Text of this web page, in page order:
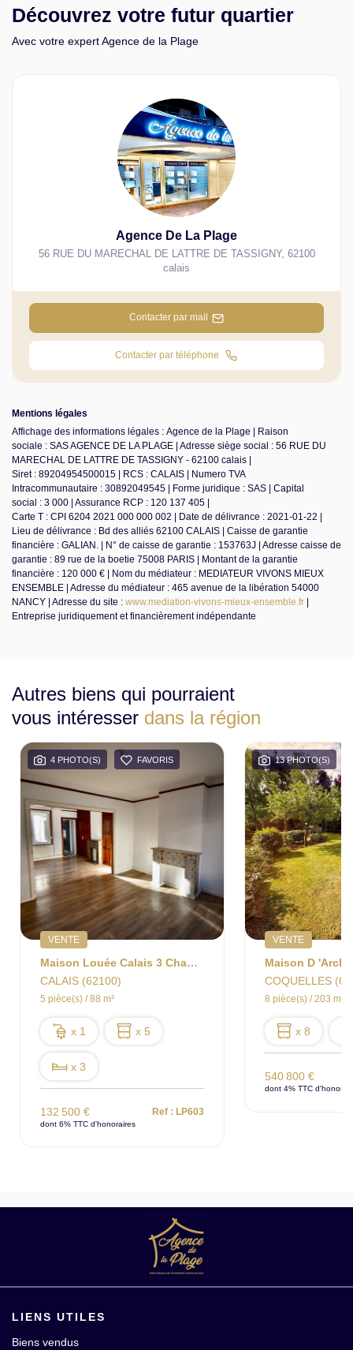
Découvrez votre futur quartier
Avec votre expert Agence de la Plage
Agence De La Plage
56 RUE DU MARECHAL DE LATTRE DE TASSIGNY, 62100
calais
Contacter par mail
Contacter par téléphone
Mentions légales
Affichage des informations légales : Agence de la Plage | Raison
sociale : SAS AGENCE DE LA PLAGE | Adresse siège social : 56 RUE DU
MARECHAL DE LATTRE DE TASSIGNY - 62100 calais |
Siret : 89204954500015 | RCS : CALAIS | Numero TVA
Intracommunautaire : 30892049545 | Forme juridique : SAS | Capital
social : 3 000 | Assurance RCP : 120 137 405 |
Carte T : CPI 6204 2021 000 000 002 | Date de délivrance : 2021-01-22 |
Lieu de délivrance : Bd des alliés 62100 CALAIS | Caisse de garantie
financière : GALIAN. | N° de caisse de garantie : 153763J | Adresse caisse de
garantie : 89 rue de la boetie 75008 PARIS | Montant de la garantie
financière : 120 000 € | Nom du médiateur : MEDIATEUR VIVONS MIEUX
ENSEMBLE | Adresse du médiateur : 465 avenue de la libération 54000
NANCY | Adresse du site : www.mediation-vivons-mieux-ensemble.fr
Entreprise juridiquement et financièrement indépendante
Autres biens qui pourraient
vous intéresser dans la région
4 PHOTO(S) FAVORIS
VENTE
Maison Louée Calais 3 Chambres Cour Et Garage
CALAIS (62100)
5 pièce(s) / 88 m²
x 1 x 5
x 3
132 500 €
dont 6% TTC d'honoraires
Ref : LP603
13 PHOTO(S)
VENTE
COQUELLES
8 pièce(s) / 203 m²
x 8
540 800 €
dont 4% TTC
LIENS UTILES
Biens vendus